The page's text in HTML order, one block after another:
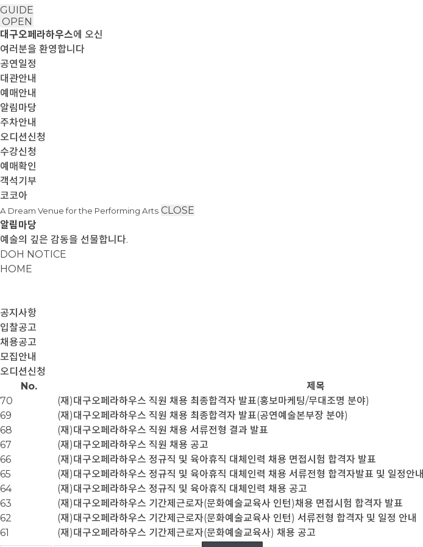
GUIDE
OPEN
대구오페라하우스에 오신
여러분을 환영합니다
공연일정
대관안내
예매안내
알림마당
주차안내
오디션신청
수강신청
예매확인
객석기부
코코아
A Dream Venue for the Performing Arts CLOSE
알림마당
예술의 깊은 감동을 선물합니다.
DOH NOTICE
HOME
공지사항
입찰공고
채용공고
모집안내
오디션신청
No.
제목
70
(재)대구오페라하우스 직원 채용 최종합격자 발표(홍보마케팅/무대조명 분야)
69
(재)대구오페라하우스 직원 채용 최종합격자 발표(공연예술본부장 분야)
68
(재)대구오페라하우스 직원 채용 서류전형 결과 발표
67
(재)대구오페라하우스 직원 채용 공고
66
(재)대구오페라하우스 정규직 및 육아휴직 대체인력 채용 면접시험 합격자 발표
65
(재)대구오페라하우스 정규직 및 육아휴직 대체인력 채용 서류전형 합격자발표 및 일정안내
64
(재)대구오페라하우스 정규직 및 육아휴직 대체인력 채용 공고
63
(재)대구오페라하우스 기간제근로자(문화예술교육사 인턴)채용 면접시험 합격자 발표
62
(재)대구오페라하우스 기간제근로자(문화예술교육사 인턴) 서류전형 합격자 및 일정 안내
61
(재)대구오페라하우스 기간제근로자(문화예술교육사) 채용 공고